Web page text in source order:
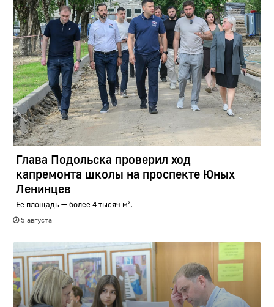
Глава Подольска проверил ход
капремонта школы на проспекте Юных
Ленинцев
Ее площадь — более 4 тысяч м².
5 августа